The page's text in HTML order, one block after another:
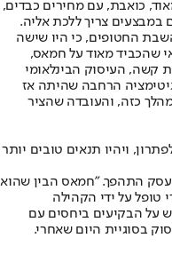
כואבת, עם מחירים כבדים,
צריך ללכת אליה.
החטופים, כי היו שישה
שהכביד מאוד על חמאס,
קשה, העיסוק הבינלאומי
הרחבה שהיתה אז
כזה, והעובדה שהציר
ויהיו תנאים טובים יותר
התהפך. "חמאס הבין שהוא
טופל על ידי הקהילה
על הבקיעים ביחסים עם
בסוגיית היום שאחרי.